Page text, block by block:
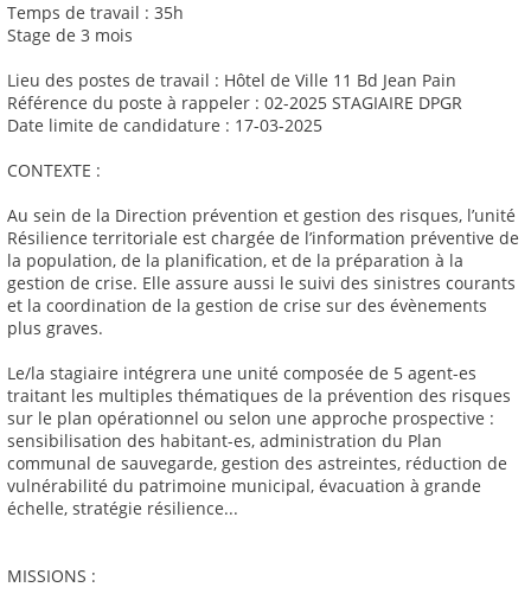
Temps de travail : 35h
Stage de 3 mois
Lieu des postes de travail : Hôtel de Ville 11 Bd Jean Pain
Référence du poste à rappeler : 02-2025 STAGIAIRE DPGR
Date limite de candidature : 17-03-2025
CONTEXTE :
Au sein de la Direction prévention et gestion des risques, l’unité
Résilience territoriale est chargée de l’information préventive de
la population, de la planification, et de la préparation à la
gestion de crise. Elle assure aussi le suivi des sinistres courants
et la coordination de la gestion de crise sur des évènements
plus graves.
Le/la stagiaire intégrera une unité composée de 5 agent-es
traitant les multiples thématiques de la prévention des risques
sur le plan opérationnel ou selon une approche prospective :
sensibilisation des habitant-es, administration du Plan
communal de sauvegarde, gestion des astreintes, réduction de
vulnérabilité du patrimoine municipal, évacuation à grande
échelle, stratégie résilience...
MISSIONS :